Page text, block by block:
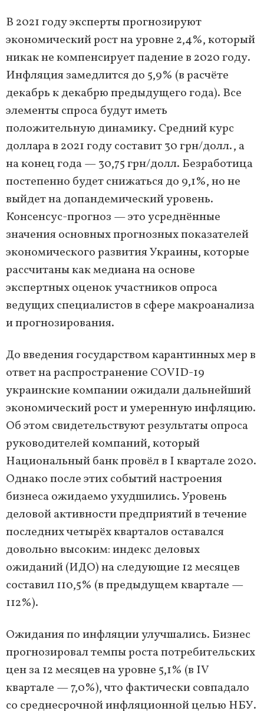
В 2021 году эксперты прогнозируют
экономический рост на уровне 2,4%, который
никак не компенсирует падение в 2020 году.
Инфляция замедлится до 5,9% (в расчёте
декабрь к декабрю предыдущего года). Все
элементы спроса будут иметь
положительную динамику. Средний курс
доллара в 2021 году составит 30 грн/долл., а
на конец года — 30,75 грн/долл. Безработица
постепенно будет снижаться до 9,1%, но не
выйдет на допандемический уровень.
Консенсус-прогноз — это усреднённые
значения основных прогнозных показателей
экономического развития Украины, которые
рассчитаны как медиана на основе
экспертных оценок участников опроса
ведущих специалистов в сфере макроанализа
и прогнозирования.
До введения государством карантинных мер в
ответ на распространение COVID-19
украинские компании ожидали дальнейший
экономический рост и умеренную инфляцию.
Об этом свидетельствуют результаты опроса
руководителей компаний, который
Национальный банк провёл в I квартале 2020.
Однако после этих событий настроения
бизнеса ожидаемо ухудшились. Уровень
деловой активности предприятий в течение
последних четырёх кварталов оставался
довольно высоким: индекс деловых
ожиданий (ИДО) на следующие 12 месяцев
составил 110,5% (в предыдущем квартале —
112%).
Ожидания по инфляции улучшались. Бизнес
прогнозировал темпы роста потребительских
цен за 12 месяцев на уровне 5,1% (в IV
квартале — 7,0%), что фактически совпадало
со среднесрочной инфляционной целью НБУ.